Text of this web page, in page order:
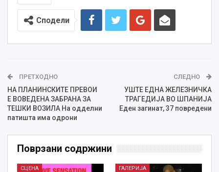
Сподели
ПРЕТХОДНО
НА ПЛАНИНСКИТЕ ПРЕВОИ
Е ВОВЕДЕНА ЗАБРАНА ЗА
ТЕШКИ ВОЗИЛА На одделни
патишта има одрони
СЛЕДНО
УШТЕ ЕДНА ЖЕЛЕЗНИЧКА
ТРАГЕДИЈА ВО ШПАНИЈА
Еден загинат, 37 повредени
Поврзани содржини
СЦЕНА ГАЛЕРИЈА